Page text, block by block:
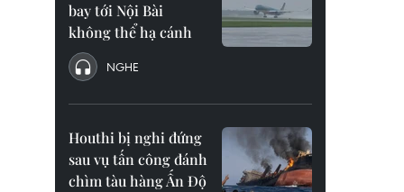
bay tới Nội Bài
không thể hạ cánh
NGHE
Houthi bị nghi đứng
sau vụ tấn công đánh
chìm tàu hàng Ấn Độ